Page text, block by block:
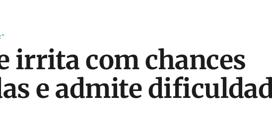
irrita com chances
e admite